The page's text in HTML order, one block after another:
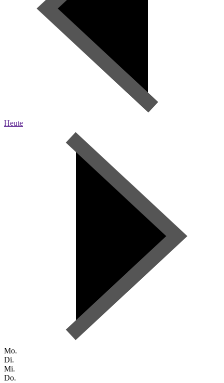
Heute
Mo.
Di.
Mi.
Do.